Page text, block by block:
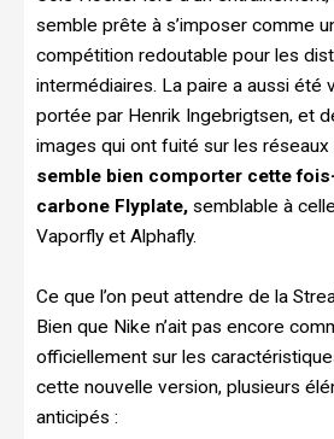
semble prête à s’imposer comme
compétition redoutable pour les
intermédiaires. La paire a aussi été
portée par Henrik Ingebrigtsen, et
images qui ont fuité sur les réseaux
semble bien comporter cette
carbone Flyplate, semblable à
Vaporfly et Alphafly.
Ce que l’on peut attendre de la
Bien que Nike n’ait pas encore
officiellement sur les
cette nouvelle version, plusieurs
anticipés :